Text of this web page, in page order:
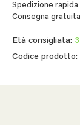
Spedizione
Consegna
Età consigliata:
Codice prodotto: